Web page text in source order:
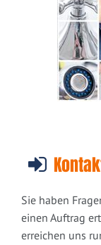
Sie haben
einen Auftrag
erreichen uns